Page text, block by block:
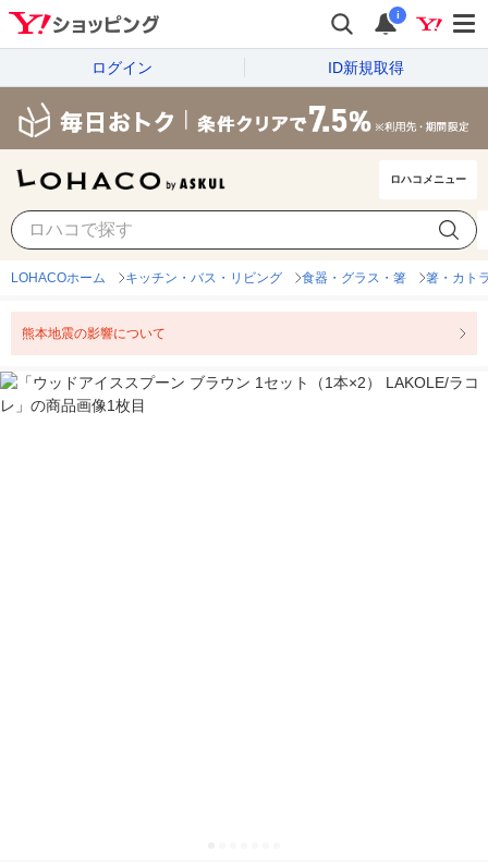
i
ログイン ID新規取得
ロハコメニュー
LOHACOホーム キッチン・バス・リビング 食器・グラス・箸 箸・カト
熊本地震の影響について